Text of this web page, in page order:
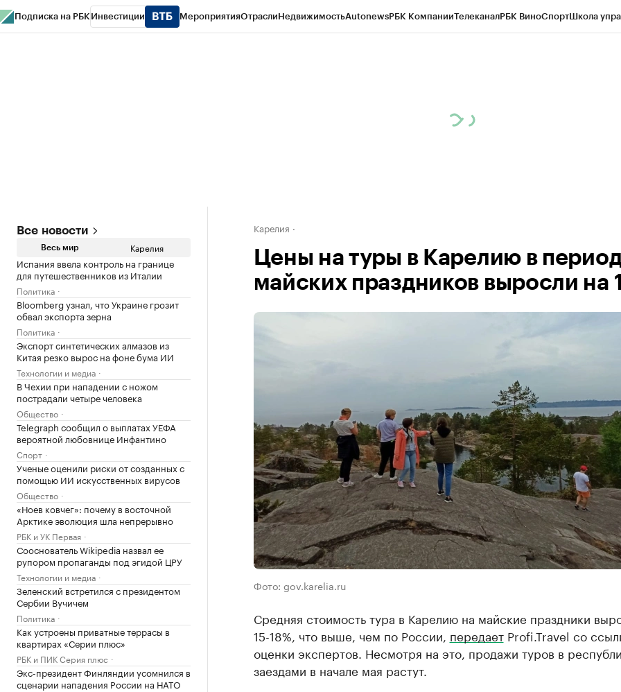
Подписка на РБК Инвестиции МероприятияОтраслиНедвижимостьAutonewsРБК КомпанииТелеканалРБК ВиноСпортШкола
Все новости
Весь мир Карелия
Испания ввела контроль на границе
для путешественников из Италии
Политика
Bloomberg узнал, что Украине грозит
обвал экспорта зерна
Политика
Экспорт синтетических алмазов из
Китая резко вырос на фоне бума ИИ
Технологии и медиа
В Чехии при нападении с ножом
пострадали четыре человека
Общество
Telegraph сообщил о выплатах УЕФА
вероятной любовнице Инфантино
Спорт
Ученые оценили риски от созданных с
помощью ИИ искусственных вирусов
Общество
«Ноев ковчег»: почему в восточной
Арктике эволюция шла непрерывно
РБК и УК Первая
Сооснователь Wikipedia назвал ее
рупором пропаганды под эгидой ЦРУ
Технологии и медиа
Зеленский встретился с президентом
Сербии Вучичем
Политика
Как устроены приватные террасы в
квартирах «Серии плюс»
РБК и ПИК Серия плюс
Экс-президент Финляндии усомнился в
сценарии нападения России на НАТО
Карелия
Цены на туры в Карелию в
майских праздников выросли на
Фото: gov.karelia.ru
Средняя стоимость тура в Карелию на майские праздники
15-18%, что выше, чем по России, передаетProfi.Travel со
оценки экспертов. Несмотря на это, продажи туров в
заездами в начале мая растут.